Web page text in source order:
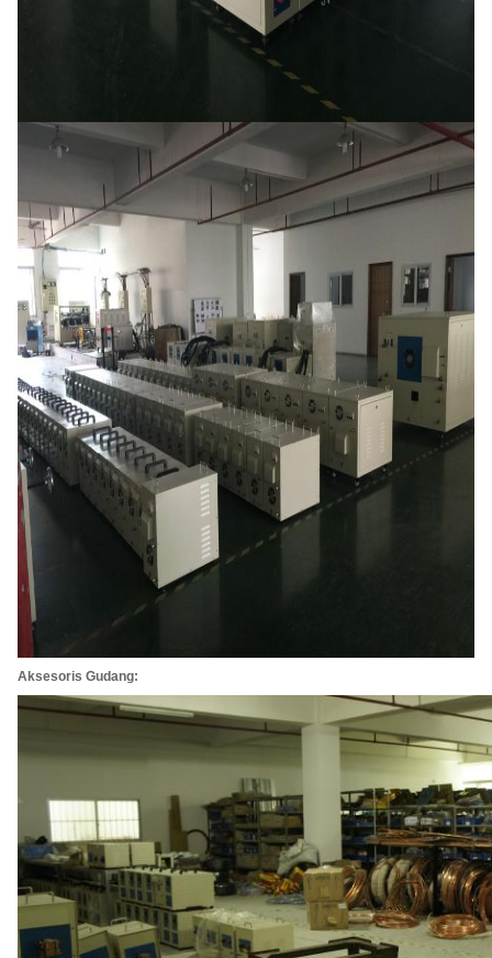
Aksesoris Gudang: